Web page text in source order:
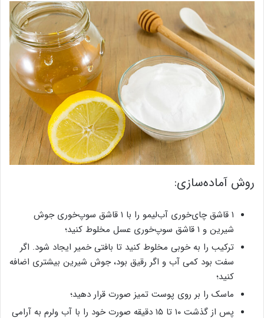
روش آماده‌سازی:
۱ قاشق چای‌خوری آب‌لیمو را با ۱ قاشق سوپ‌خوری جوش
شیرین و ۱ قاشق سوپ‌خوری عسل مخلوط کنید؛
ترکیب را به خوبی مخلوط کنید تا بافتی خمیر ایجاد شود. اگر
سفت بود کمی آب و اگر رقیق بود، جوش شیرین بیشتری اضافه
کنید؛
ماسک را بر روی پوست تمیز صورت قرار دهید؛
پس از گذشت ۱۰ تا ۱۵ دقیقه صورت خود را با آب ولرم به آرامی